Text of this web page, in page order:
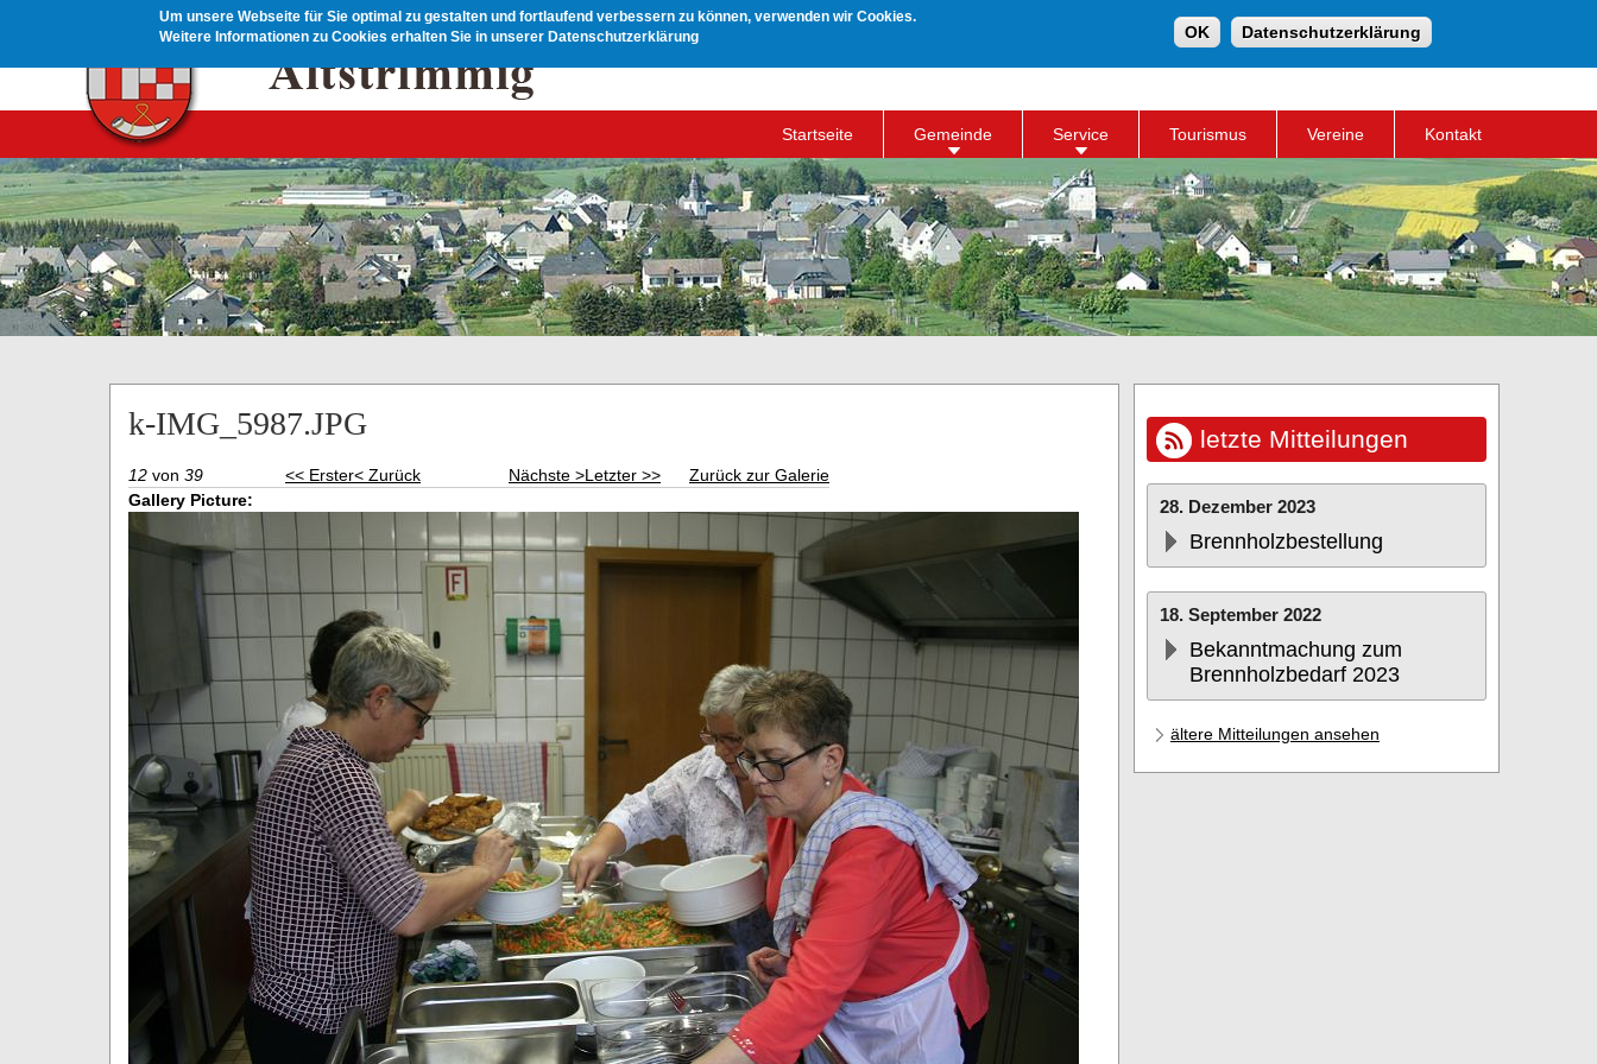
Um unsere Webseite für Sie optimal zu gestalten und fortlaufend verbessern zu können, verwenden wir Cookies.
Weitere Informationen zu Cookies erhalten Sie in unserer Datenschutzerklärung
OK Datenschutzerklärung
Suchformular
Startseite Gemeinde Service Tourismus Vereine Kontakt
k-IMG_5987.JPG
12 von 39 << Erster< Zurück Nächste >Letzter >>
Zurück zur Galerie
Gallery Picture:
letzte Mitteilungen
28. Dezember 2023
Brennholzbestellung
18. September 2022
Bekanntmachung zum
Brennholzbedarf 2023
ältere Mitteilungen ansehen